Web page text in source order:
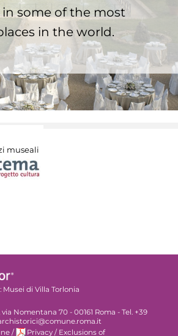
some of the most
in the world.
museali
Musei di Villa Torlonia
Nomentana 70 - 00161 Roma - Tel. +39
/ Privacy / Exclusions of